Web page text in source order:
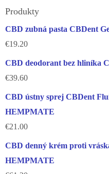
Produkty
CBD zubná pasta CBDent
€19.20
CBD deodorant bez hliníka
€39.60
CBD ústny sprej CBDent
HEMPMATE
€21.00
CBD denný krém proti
HEMPMATE